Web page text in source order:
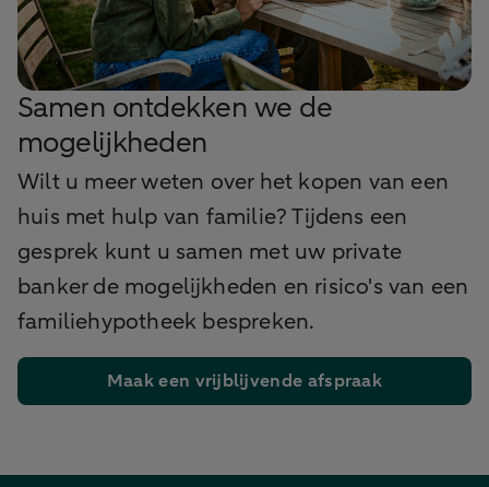
Samen ontdekken we de
mogelijkheden
Wilt u meer weten over het kopen van een
huis met hulp van familie? Tijdens een
gesprek kunt u samen met uw private
banker de mogelijkheden en risico's van een
familiehypotheek bespreken.
Maak een vrijblijvende afspraak